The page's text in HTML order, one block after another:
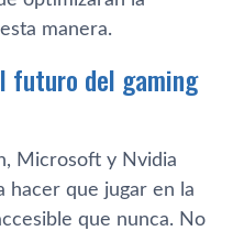
manera.
futuro del gaming
Microsoft y Nvidia
hacer que jugar en la
que nunca. No